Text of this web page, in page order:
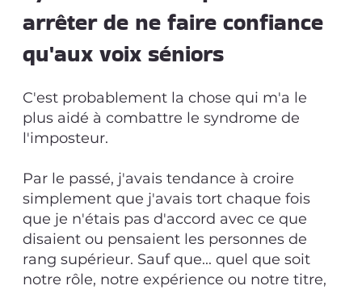
arrêter de ne faire confiance
qu'aux voix séniors
C'est probablement la chose qui m'a le
plus aidé à combattre le syndrome de
l'imposteur.
Par le passé, j'avais tendance à croire
simplement que j'avais tort chaque fois
que je n'étais pas d'accord avec ce que
disaient ou pensaient les personnes de
rang supérieur. Sauf que... quel que soit
notre rôle, notre expérience ou notre titre,